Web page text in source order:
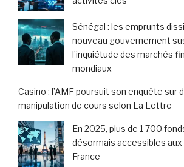
Sénégal : les emprunts
nouveau gouvernement
l’inquiétude des marchés
mondiaux
Casino : l’AMF poursuit son enquête sur
manipulation de cours selon La Lettre
En 2025, plus de 1 700
désormais accessibles
France